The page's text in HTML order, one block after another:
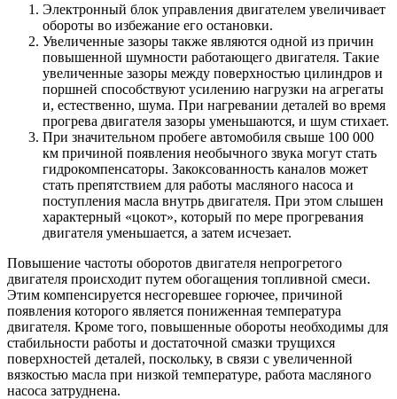
Электронный блок управления двигателем увеличивает
обороты во избежание его остановки.
Увеличенные зазоры также являются одной из причин
повышенной шумности работающего двигателя. Такие
увеличенные зазоры между поверхностью цилиндров и
поршней способствуют усилению нагрузки на агрегаты
и, естественно, шума. При нагревании деталей во время
прогрева двигателя зазоры уменьшаются, и шум стихает.
При значительном пробеге автомобиля свыше 100 000
км причиной появления необычного звука могут стать
гидрокомпенсаторы. Закоксованность каналов может
стать препятствием для работы масляного насоса и
поступления масла внутрь двигателя. При этом слышен
характерный «цокот», который по мере прогревания
двигателя уменьшается, а затем исчезает.
Повышение частоты оборотов двигателя непрогретого
двигателя происходит путем обогащения топливной смеси.
Этим компенсируется несгоревшее горючее, причиной
появления которого является пониженная температура
двигателя. Кроме того, повышенные обороты необходимы для
стабильности работы и достаточной смазки трущихся
поверхностей деталей, поскольку, в связи с увеличенной
вязкостью масла при низкой температуре, работа масляного
насоса затруднена.